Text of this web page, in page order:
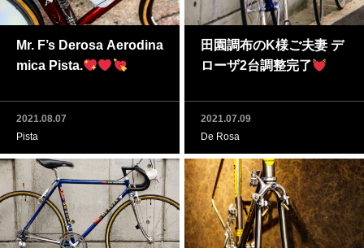
Mr. F’s Derosa Aerodina
mica Pista.
2021.08.07
Pista
田園調布のK様ご夫妻 デ
ローザ2台調整完了
2021.07.09
De Rosa